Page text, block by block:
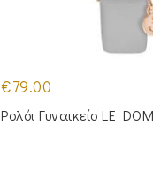
€79.00
Ρολόι Γυναικείο LE